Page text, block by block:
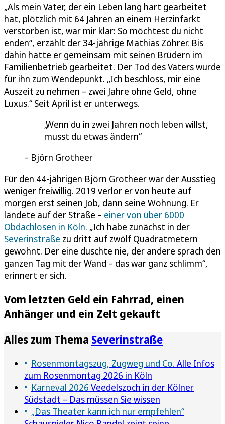
„Als mein Vater, der ein Leben lang hart gearbeitet
hat, plötzlich mit 64 Jahren an einem Herzinfarkt
verstorben ist, war mir klar: So möchtest du nicht
enden“, erzählt der 34-jährige Mathias Zöhrer. Bis
dahin hatte er gemeinsam mit seinen Brüdern im
Familienbetrieb gearbeitet. Der Tod des Vaters wurde
für ihn zum Wendepunkt. „Ich beschloss, mir eine
Auszeit zu nehmen – zwei Jahre ohne Geld, ohne
Luxus.“ Seit April ist er unterwegs.
Wenn du in zwei Jahren noch leben willst,
musst du etwas ändern
Björn Grotheer
Für den 44-jährigen Björn Grotheer war der Ausstieg
weniger freiwillig. 2019 verlor er von heute auf
morgen erst seinen Job, dann seine Wohnung. Er
landete auf der Straße – einer von über 6000
Obdachlosen in Köln. „Ich habe zunächst in der
Severinstraße zu dritt auf zwölf Quadratmetern
gewohnt. Der eine duschte nie, der andere sprach den
ganzen Tag mit der Wand – das war ganz schlimm“,
erinnert er sich.
Vom letzten Geld ein Fahrrad, einen
Anhänger und ein Zelt gekauft
Alles zum Thema Severinstraße
Rosenmontagszug, Zugweg und Co. Alle Infos
zum Rosenmontag 2026 in Köln
Karneval 2026 Veedelszoch in der Kölner
Südstadt – Das müssen Sie wissen
„Das Theater kann ich nur empfehlen“